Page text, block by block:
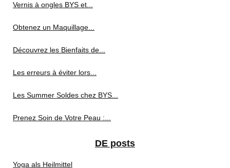
Vernis à ongles BYS et...
Obtenez un Maquillage...
Découvrez les Bienfaits de...
Les erreurs à éviter lors...
Les Summer Soldes chez BYS...
Prenez Soin de Votre Peau :...
DE posts
Yoga als Heilmittel